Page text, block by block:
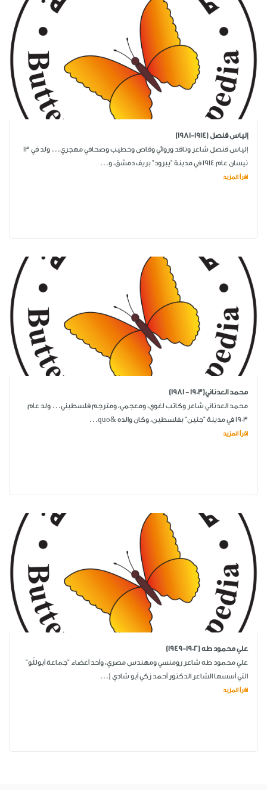
إلياس قنصل (1914-1981)
إلياس قنصل شاعر وناقد وروائي وقاص وخطيب وصحافي مهجري... ولد في 13
نيسان عام 1914 في مدينة "يبرود" بريف دمشق، و...
اقرأ المزيد
محمد العدناني(1903 - 1981)
محمد العدناني شاعر وكاتب لغوي، ومعجمي، ومترجم فلسطيني... ولد عام
1903 في مدينة "جنين" بفلسطين، وكان والده &quo...
اقرأ المزيد
علي محمود طه (1902-1949)
علي محمود طه شاعر رومنسي ومهندس مصري، وأحد أعضاء "جماعة أبوللّو"
التي أسسها الشاعر الدكتور أحمد زكي أبو شادي (...
اقرأ المزيد